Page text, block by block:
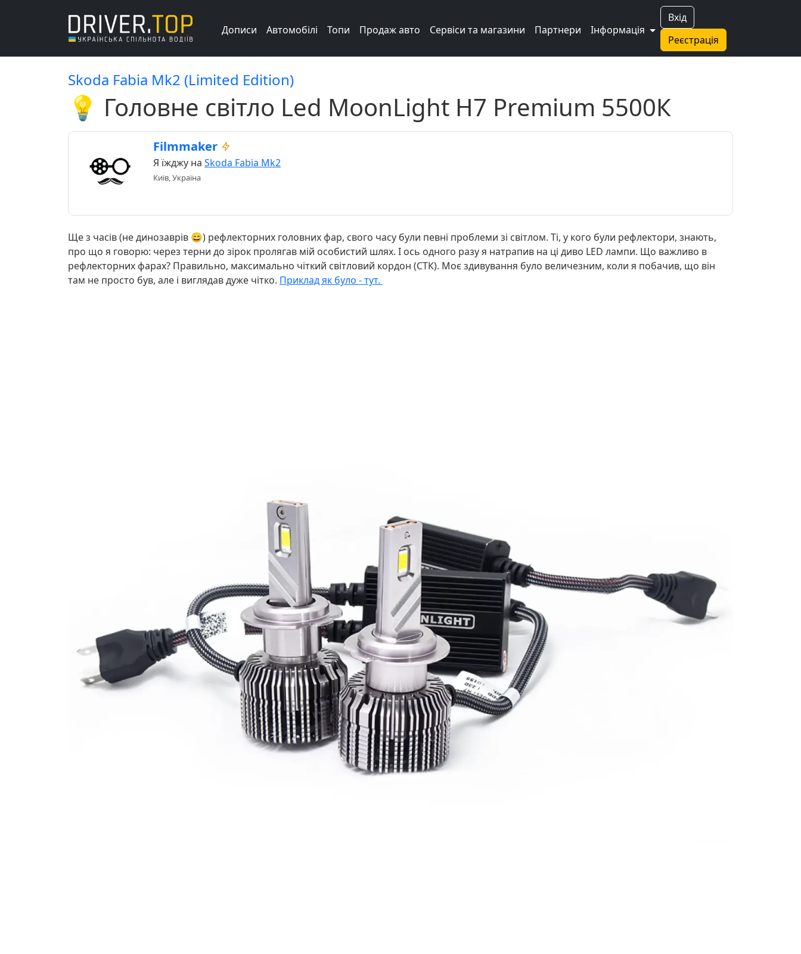
Вхід
Реєстрація
Дописи Автомобілі Топи Продаж авто Сервіси та магазини Партнери Інформація
Skoda Fabia Mk2 (Limited Edition)
💡 Головне світло Led MoonLight H7 Premium 5500К
Filmmaker
Я їжджу на Skoda Fabia Mk2
Київ, Україна
Ще з часів (не динозаврів 😄) рефлекторних головних фар, свого часу були певні проблеми зі світлом. Ті, у кого були рефлектори, знають,
про що я говорю: через терни до зірок пролягав мій особистий шлях. І ось одного разу я натрапив на ці диво LED лампи. Що важливо в
рефлекторних фарах? Правильно, максимально чіткий світловий кордон (СТК). Моє здивування було величезним, коли я побачив, що він
там не просто був, але і виглядав дуже чітко. Приклад як було - тут.